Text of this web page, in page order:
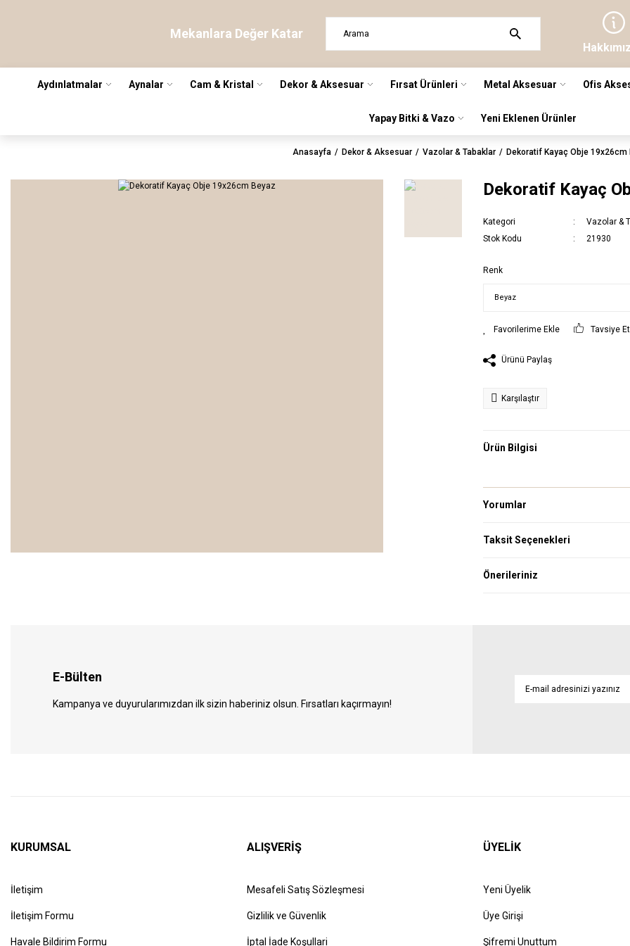
Mekanlara Değer Katar
Aydınlatmalar Aynalar Cam & Kristal Dekor & Aksesuar Fırsat Ürünleri Metal Aksesuar Ofis
Yapay Bitki & Vazo Yeni Eklenen Ürünler
Anasayfa Dekor & Aksesuar Vazolar & Tabaklar Dekoratif Kayaç Obje 19x26cm
Dekoratif Kayaç
Kategori
Vazolar &
Stok Kodu
21930
Renk
Tavsiye Et
Ürünü Paylaş
Karşılaştır
Ürün Bilgisi
Yorumlar
Taksit Seçenekleri
Önerileriniz
E-Bülten
Kampanya ve duyurularımızdan ilk sizin haberiniz olsun. Fırsatları kaçırmayın!
KURUMSAL
İletişim
İletişim Formu
Havale Bildirim Formu
ALIŞVERİŞ
Mesafeli Satış Sözleşmesi
Gizlilik ve Güvenlik
İptal İade Koşullari
ÜYELİK
Yeni Üyelik
Üye Girişi
Şifremi Unuttum